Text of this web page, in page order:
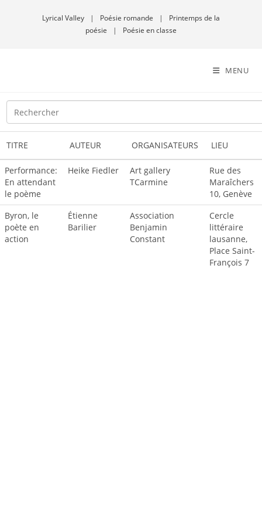
Lyrical Valley | Poésie romande |
Printemps de la
poésie
| Poésie en classe
MENU
TITRE AUTEUR ORGANISATEURS LIEU
Performance:
En attendant
le poème
Heike Fiedler
Art gallery
TCarmine
Rue des
Maraîchers
10, Genève
Byron, le
poète en
action
Étienne
Barilier
Association
Benjamin
Constant
Cercle
littéraire
lausanne,
Place Saint-
François 7